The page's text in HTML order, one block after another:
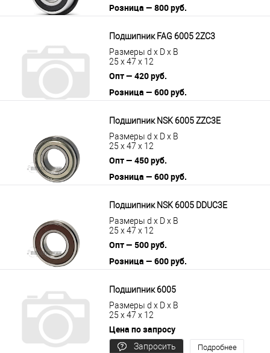
Розница — 800 руб.
Подшипник FAG 6005 2ZC3
Размеры d x D x B
25 x 47 x 12
Опт — 420 руб.
Розница — 600 руб.
Подшипник NSK 6005 ZZC3E
Размеры d x D x B
25 x 47 x 12
Опт — 450 руб.
Розница — 600 руб.
Подшипник NSK 6005 DDUC3E
Размеры d x D x B
25 x 47 x 12
Опт — 500 руб.
Розница — 600 руб.
Подшипник 6005
Размеры d x D x B
25 x 47 x 12
Цена по запросу
Запросить
Подробнее